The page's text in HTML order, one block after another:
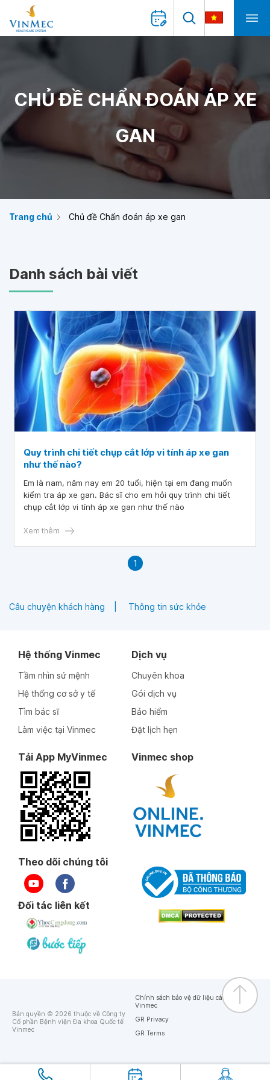
CHỦ ĐỀ CHẨN ĐOÁN ÁP XE
GAN
Trang chủ Chủ đề Chẩn đoán áp xe gan
Danh sách bài viết
Quy trình chi tiết chụp cắt lớp vi tính áp xe gan
như thế nào?
Em là nam, năm nay em 20 tuổi, hiện tại em đang muốn
kiểm tra áp xe gan. Bác sĩ cho em hỏi quy trình chi tiết
chụp cắt lớp vi tính áp xe gan như thế nào
Xem thêm
1
Câu chuyện khách hàng Thông tin sức khỏe
Hệ thống Vinmec
Tầm nhìn sứ mệnh
Hệ thống cơ sở y tế
Tìm bác sĩ
Làm việc tại Vinmec
Dịch vụ
Chuyên khoa
Gói dịch vụ
Bảo hiểm
Đặt lịch hẹn
Tải App MyVinmec Vinmec shop
Theo dõi chúng tôi
Đối tác liên kết
Bản quyền © 2026 thuộc về Công ty
Cổ phần Bệnh viện Đa khoa Quốc tế
Vinmec
Chính sách bảo vệ dữ liệu cá nhân của
Vinmec
GR Privacy
GR Terms